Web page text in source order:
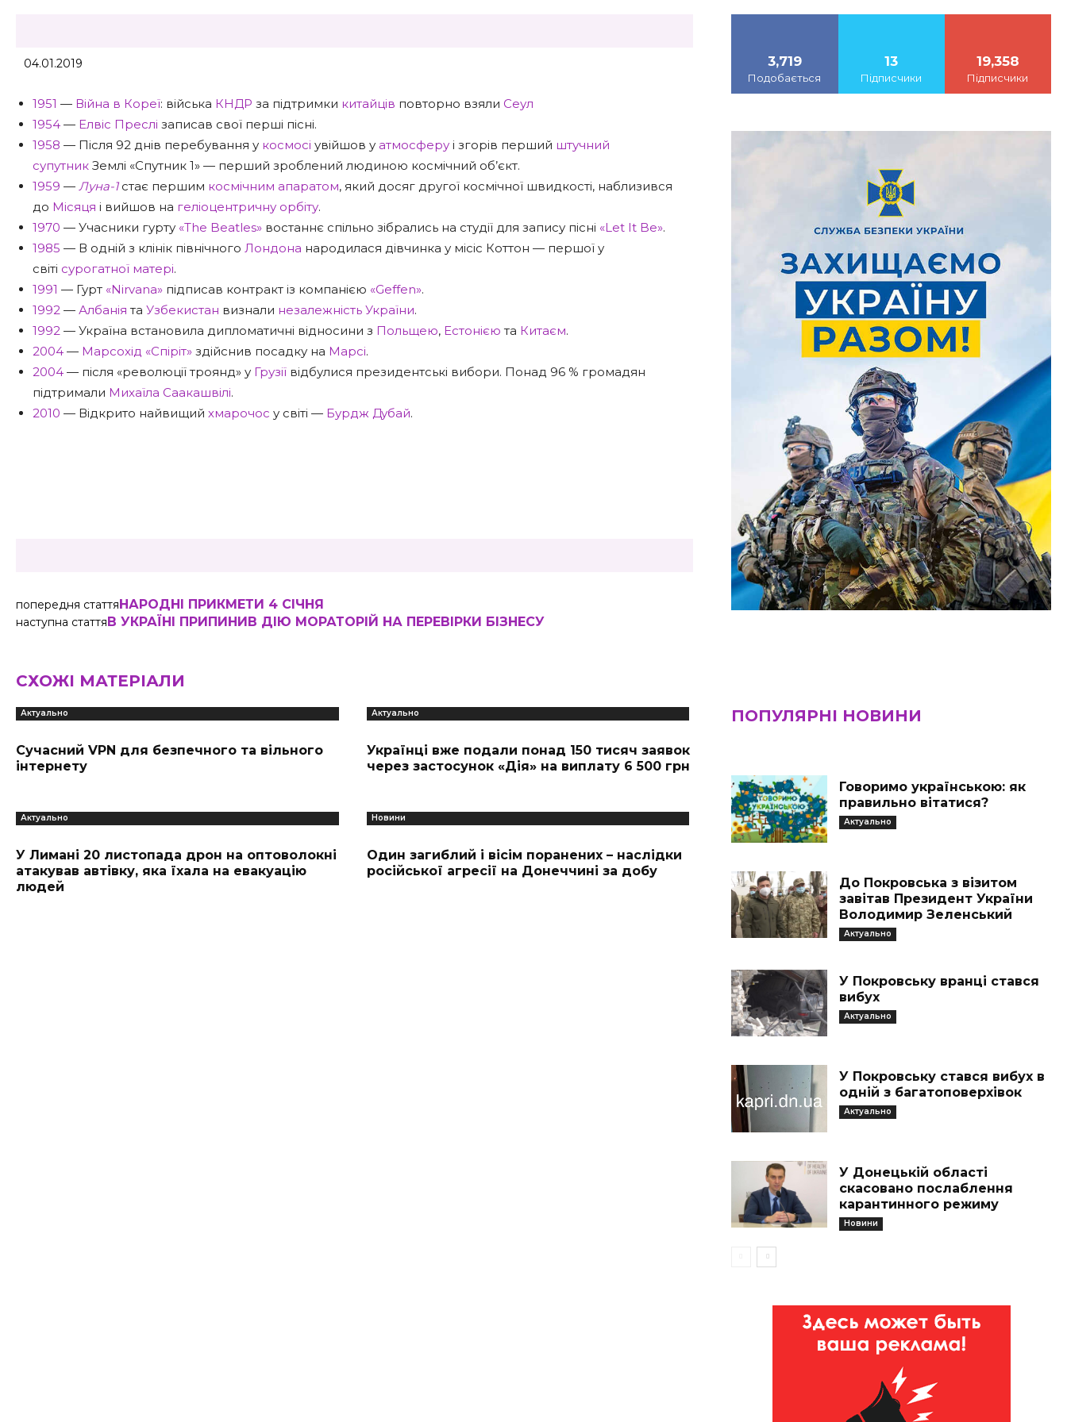
04.01.2019
1951 — Війна в Кореї: війська КНДР за підтримки китайців повторно взяли Сеул
1954 — Елвіс Преслі записав свої перші пісні.
1958 — Після 92 днів перебування у космосі увійшов у атмосферу і згорів перший штучний
супутник Землі «Спутник 1» — перший зроблений людиною космічний об’єкт.
1959 — Луна-1стає першим космічним апаратом, який досяг другої космічної швидкості, наблизився
до Місяця і вийшов на геліоцентричну орбіту.
1970 — Учасники гурту «The Beatles» востаннє спільно зібрались на студії для запису пісні «Let It Be».
1985 — В одній з клінік північного Лондона народилася дівчинка у місіс Коттон — першої у
світі сурогатної матері.
1991 — Гурт «Nirvana» підписав контракт із компанією «Geffen».
1992 — Албанія та Узбекистан визнали незалежність України.
1992 — Україна встановила дипломатичні відносини з Польщею, Естонією та Китаєм.
2004 — Марсохід «Спіріт» здійснив посадку на Марсі.
2004 — після «революції троянд» у Грузії відбулися президентські вибори. Понад 96 % громадян
підтримали Михаїла Саакашвілі.
2010 — Відкрито найвищий хмарочос у світі — Бурдж Дубай.
попередня статтяНАРОДНІ ПРИКМЕТИ 4 СІЧНЯ
наступна статтяВ УКРАЇНІ ПРИПИНИВ ДІЮ МОРАТОРІЙ НА ПЕРЕВІРКИ БІЗНЕСУ
СХОЖІ МАТЕРІАЛИ
Актуально
Сучасний VPN для безпечного та вільного
інтернету
Актуально
Українці вже подали понад 150 тисяч заявок
через застосунок «Дія» на виплату 6 500 грн
Актуально
У Лимані 20 листопада дрон на оптоволокні
атакував автівку, яка їхала на евакуацію
людей
Новини
Один загиблий і вісім поранених – наслідки
російської агресії на Донеччині за добу
3,719
Подобається
13
Підписчики
19,358
Підписчики
ПОПУЛЯРНІ НОВИНИ
Говоримо українською: як
правильно вітатися?
Актуально
До Покровська з візитом
завітав Президент України
Володимир Зеленський
Актуально
У Покровську вранці стався
вибух
Актуально
У Покровську стався вибух в
одній з багатоповерхівок
Актуально
У Донецькій області
скасовано послаблення
карантинного режиму
Новини